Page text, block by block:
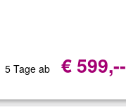
5 Tage ab € 599,--